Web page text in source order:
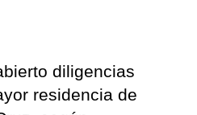
diligencias
residencia de